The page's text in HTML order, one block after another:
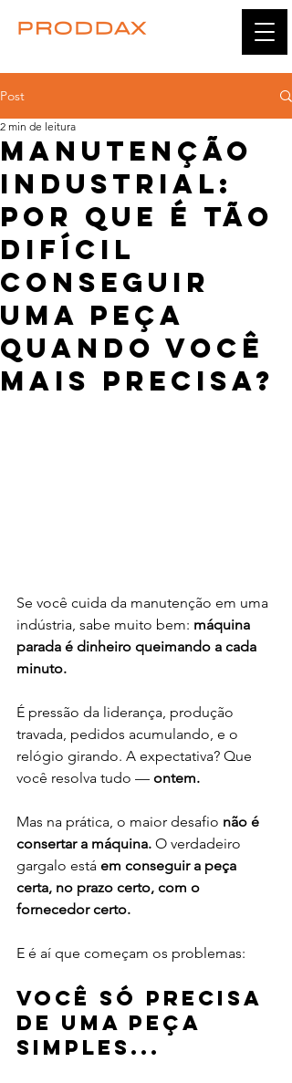
Post
Manutenção
Industrial:
Por que é tão
difícil
conseguir
uma peça
quando você
mais precisa?
2 min de leitura
Se você cuida da manutenção em uma
indústria, sabe muito bem: máquina
parada é dinheiro queimando a cada
minuto.
É pressão da liderança, produção
travada, pedidos acumulando, e o
relógio girando. A expectativa? Que
você resolva tudo — ontem.
Mas na prática, o maior desafio não é
consertar a máquina. O verdadeiro
gargalo está em conseguir a peça
certa, no prazo certo, com o
fornecedor certo.
E é aí que começam os problemas:
Você só precisa
de uma peça
simples...